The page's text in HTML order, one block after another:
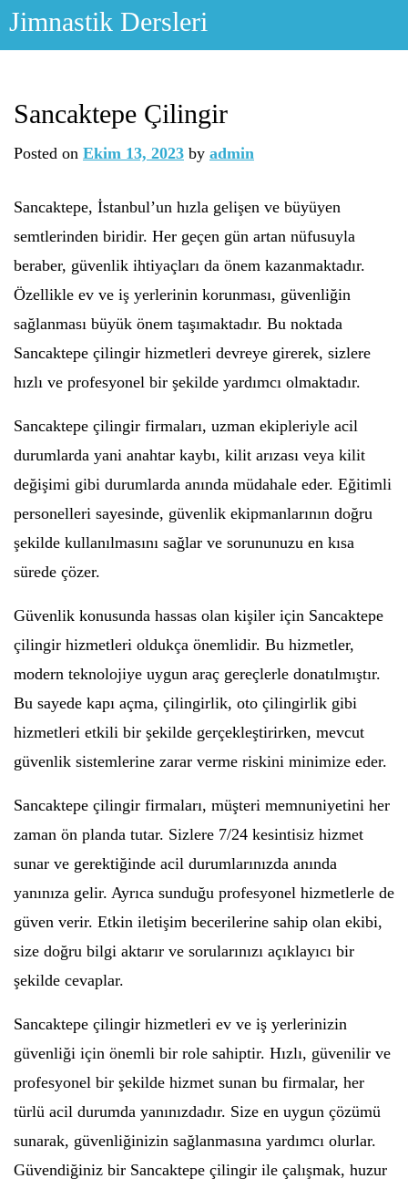
Skip
Jimnastik Dersleri
Sancaktepe Çilingir
Posted on Ekim 13, 2023 by admin
Sancaktepe, İstanbul’un hızla gelişen ve büyüyen
semtlerinden biridir. Her geçen gün artan nüfusuyla
beraber, güvenlik ihtiyaçları da önem kazanmaktadır.
Özellikle ev ve iş yerlerinin korunması, güvenliğin
sağlanması büyük önem taşımaktadır. Bu noktada
Sancaktepe çilingir hizmetleri devreye girerek, sizlere
hızlı ve profesyonel bir şekilde yardımcı olmaktadır.
Sancaktepe çilingir firmaları, uzman ekipleriyle acil
durumlarda yani anahtar kaybı, kilit arızası veya kilit
değişimi gibi durumlarda anında müdahale eder. Eğitimli
personelleri sayesinde, güvenlik ekipmanlarının doğru
şekilde kullanılmasını sağlar ve sorununuzu en kısa
sürede çözer.
Güvenlik konusunda hassas olan kişiler için Sancaktepe
çilingir hizmetleri oldukça önemlidir. Bu hizmetler,
modern teknolojiye uygun araç gereçlerle donatılmıştır.
Bu sayede kapı açma, çilingirlik, oto çilingirlik gibi
hizmetleri etkili bir şekilde gerçekleştirirken, mevcut
güvenlik sistemlerine zarar verme riskini minimize eder.
Sancaktepe çilingir firmaları, müşteri memnuniyetini her
zaman ön planda tutar. Sizlere 7/24 kesintisiz hizmet
sunar ve gerektiğinde acil durumlarınızda anında
yanınıza gelir. Ayrıca sunduğu profesyonel hizmetlerle de
güven verir. Etkin iletişim becerilerine sahip olan ekibi,
size doğru bilgi aktarır ve sorularınızı açıklayıcı bir
şekilde cevaplar.
Sancaktepe çilingir hizmetleri ev ve iş yerlerinizin
güvenliği için önemli bir role sahiptir. Hızlı, güvenilir ve
profesyonel bir şekilde hizmet sunan bu firmalar, her
türlü acil durumda yanınızdadır. Size en uygun çözümü
sunarak, güvenliğinizin sağlanmasına yardımcı olurlar.
Güvendiğiniz bir Sancaktepe çilingir ile çalışmak, huzur